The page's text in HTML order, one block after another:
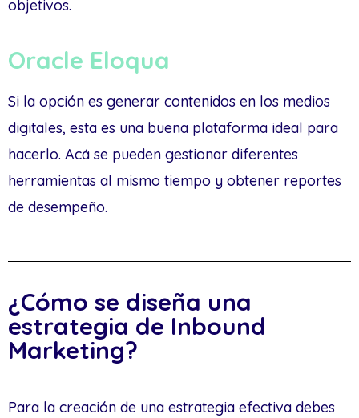
objetivos.
Oracle Eloqua
Si la opción es generar contenidos en los medios
digitales, esta es una buena plataforma ideal para
hacerlo. Acá se pueden gestionar diferentes
herramientas al mismo tiempo y obtener reportes
de desempeño.
¿Cómo se diseña una
estrategia de Inbound
Marketing?
Para la creación de una estrategia efectiva debes